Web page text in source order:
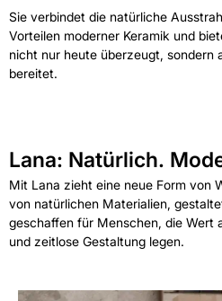
Sie verbindet die natürliche
Vorteilen moderner Keramik und
nicht nur heute überzeugt, sondern
bereitet.
Lana: Natürlich.
Mit Lana zieht eine neue Form von
von natürlichen Materialien,
geschaffen für Menschen, die Wert
und zeitlose Gestaltung legen.